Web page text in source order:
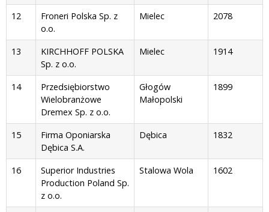
12
Froneri Polska Sp. z
o.o.
Mielec 2078
13
KIRCHHOFF POLSKA
Sp. z o.o.
Mielec 1914
14
Przedsiębiorstwo
Wielobranżowe
Dremex Sp. z o.o.
Głogów
Małopolski
1899
15
Firma Oponiarska
Dębica S.A.
Dębica 1832
16
Superior Industries
Production Poland Sp.
z o.o.
Stalowa Wola 1602